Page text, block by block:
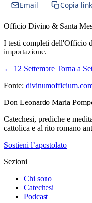
Email
Copia link
Officio Divino & Santa
I testi completi dell'Officio
importazione.
← 12 Settembre Torna a
Fonte:
Don Leonardo Maria
Catechesi, prediche e
cattolica e al rito romano
Sostieni l’apostolato
Sezioni
Chi sono
Catechesi
Podcast